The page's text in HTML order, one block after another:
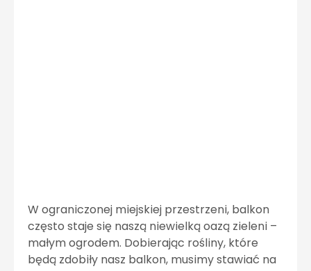
W ograniczonej miejskiej przestrzeni, balkon
często staje się naszą niewielką oazą zieleni –
małym ogrodem. Dobierając rośliny, które
będą zdobiły nasz balkon, musimy stawiać na